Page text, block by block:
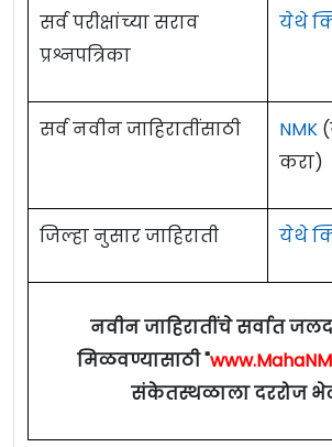
सर्व परीक्षांच्या सराव
प्रश्नपत्रिका
येथे
सर्व नवीन जाहिरातींसाठी NMK
करा)
जिल्हा नुसार जाहिराती येथे
नवीन जाहिरातींचे सर्वात
मिळवण्यासाठी "
संकेतस्थळाला दररोज भेट